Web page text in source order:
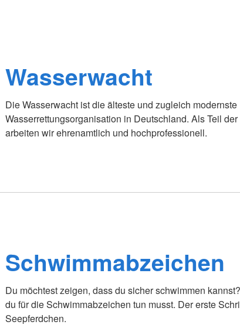
Wasserwacht
Die Wasserwacht ist die älteste und zugleich modernste
Wasserrettungsorganisation in Deutschland. Als Teil
arbeiten wir ehrenamtlich und hochprofessionell.
Schwimmabzeichen
Du möchtest zeigen, dass du sicher schwimmen
du für die Schwimmabzeichen tun musst. Der erste
Seepferdchen.